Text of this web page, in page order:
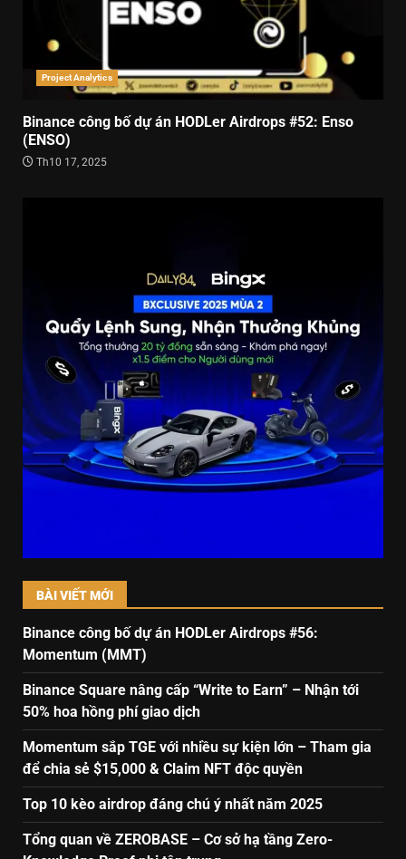
Project Analytics
Binance công bố dự án HODLer Airdrops #52: Enso
(ENSO)
Th10 17, 2025
BÀI VIẾT MỚI
Binance công bố dự án HODLer Airdrops #56:
Momentum (MMT)
Binance Square nâng cấp “Write to Earn” – Nhận tới
50% hoa hồng phí giao dịch
Momentum sắp TGE với nhiều sự kiện lớn – Tham gia
để chia sẻ $15,000 & Claim NFT độc quyền
Top 10 kèo airdrop đáng chú ý nhất năm 2025
Tổng quan về ZEROBASE – Cơ sở hạ tầng Zero-